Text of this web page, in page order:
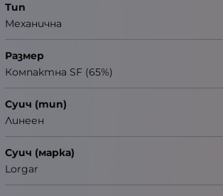
Тип
Механична
Размер
Компактна SF (65%)
Суич (тип)
Линеен
Суич (марка)
Lorgar